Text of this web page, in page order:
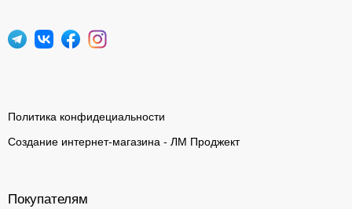
Политика конфидециальности
Создание интернет-магазина - ЛМ Проджект
Покупателям